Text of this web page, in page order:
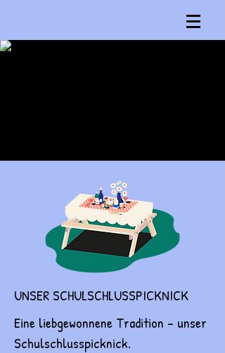
UNSER SCHULSCHLUSSPICKNICK
Eine liebgewonnene Tradition - unser
Schulschlusspicknick.